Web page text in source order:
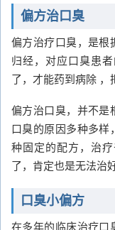
偏方治口臭
偏方治疗口臭，是根
归经，对应口臭患
了，才能药到病除 ，
偏方治口臭，并不是
口臭的原因多种多
种固定的配方，治
了，肯定也是无法治
口臭小偏方
在多年的临床治疗口